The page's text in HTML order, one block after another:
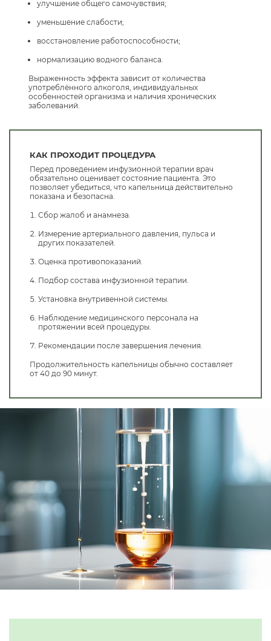
улучшение общего самочувствия;
уменьшение слабости;
восстановление работоспособности;
нормализацию водного баланса.
Выраженность эффекта зависит от количества
употреблённого алкоголя, индивидуальных
особенностей организма и наличия хронических
заболеваний.
КАК ПРОХОДИТ ПРОЦЕДУРА
Перед проведением инфузионной терапии врач
обязательно оценивает состояние пациента. Это
позволяет убедиться, что капельница действительно
показана и безопасна.
Сбор жалоб и анамнеза.
Измерение артериального давления, пульса и
других показателей.
Оценка противопоказаний.
Подбор состава инфузионной терапии.
Установка внутривенной системы.
Наблюдение медицинского персонала на
протяжении всей процедуры.
Рекомендации после завершения лечения.
Продолжительность капельницы обычно составляет
от 40 до 90 минут.